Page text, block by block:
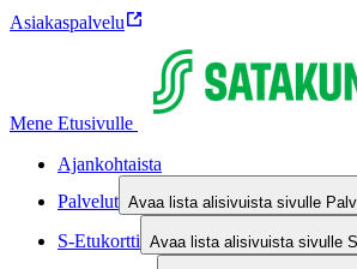
Asiakaspalvelu
Mene Etusivulle
Ajankohtaista
Palvelut Avaa lista alisivuista sivulle
S-Etukortti Avaa lista alisivuista sivulle